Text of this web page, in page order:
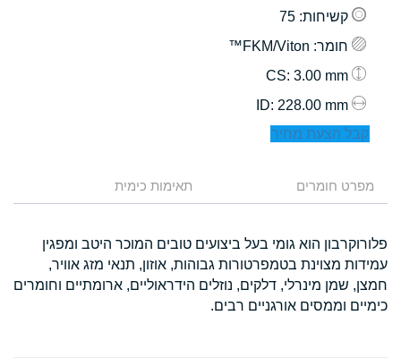
קשיחות: 75
חומר: FKM/Viton™
: 3.00 mm
: 228.00 mm
קבל הצעת מחיר
מפרט חומרים תאימות כימית
פלורוקרבון הוא גומי בעל ביצועים טובים המוכר היטב ומפגין
עמידות מצוינת בטמפרטורות גבוהות, אוזון, תנאי מזג אוויר,
חמצן, שמן מינרלי, דלקים, נוזלים הידראוליים, ארומתיים וחומרים
כימיים וממסים אורגניים רבים.